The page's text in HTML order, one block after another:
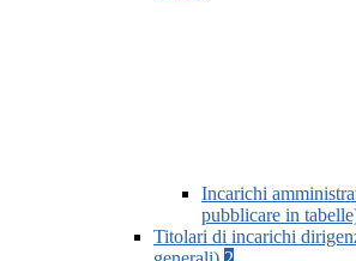
Incarichi
pubblicare in
Titolari di incarichi